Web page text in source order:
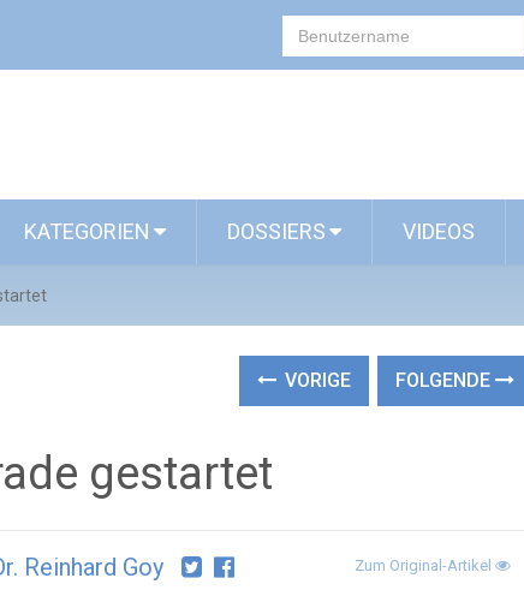
KATEGORIEN DOSSIERS VIDEOS
VORIGE FOLGENDE
gestartet
Reinhard Goy Zum Original-Artikel